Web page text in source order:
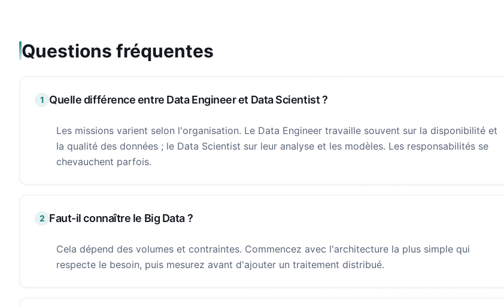
Questions fréquentes
1 Quelle différence entre Data Engineer et Data Scientist ?
Les missions varient selon l'organisation. Le Data Engineer travaille souvent sur la disponibilité et
la qualité des données ; le Data Scientist sur leur analyse et les modèles. Les responsabilités se
chevauchent parfois.
2 Faut-il connaître le Big Data ?
Cela dépend des volumes et contraintes. Commencez avec l'architecture la plus simple qui
respecte le besoin, puis mesurez avant d'ajouter un traitement distribué.